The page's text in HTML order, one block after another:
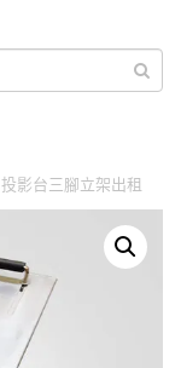
投影台三腳立架出租